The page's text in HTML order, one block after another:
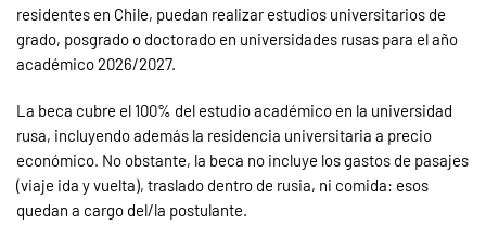
residentes en Chile, puedan realizar estudios universitarios de
grado, posgrado o doctorado en universidades rusas para el año
académico 2026/2027.
La beca cubre el 100% del estudio académico en la universidad
rusa, incluyendo además la residencia universitaria a precio
económico. No obstante, la beca no incluye los gastos de pasajes
(viaje ida y vuelta), traslado dentro de rusia, ni comida: esos
quedan a cargo del/la postulante.